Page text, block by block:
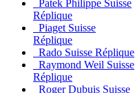
Patek Philippe Suisse
Réplique
Piaget Suisse
Réplique
Rado Suisse Réplique
Raymond Weil Suisse
Réplique
Roger Dubuis Suisse